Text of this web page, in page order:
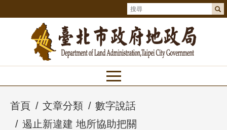
首頁 文章分類
數字說話
遏止新違建 地所協助把關